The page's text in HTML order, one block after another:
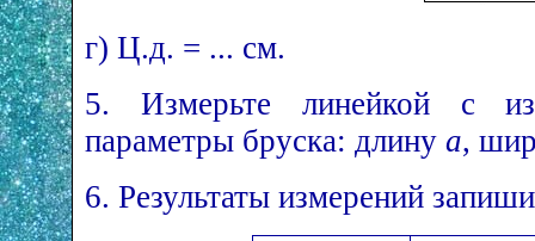
г) Ц.д. = ... см.
5. Измерьте линейкой с
параметры бруска: длину a,
6. Результаты измерений